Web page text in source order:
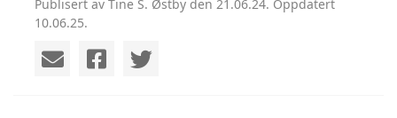
Publisert av Tine S. Østby den 21.06.24. Oppdatert
10.06.25.